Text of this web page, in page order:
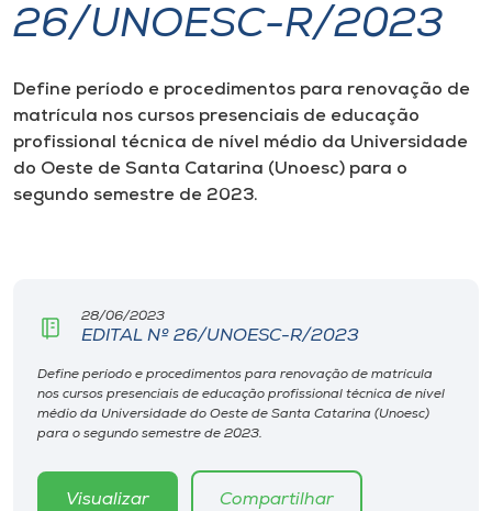
I.nova
Diplomados
Cultura
Editora
Rádio
Museu
26/UNOESC-R/2023
Define período e procedimentos para renovação de
matrícula nos cursos presenciais de educação
profissional técnica de nível médio da Universidade
do Oeste de Santa Catarina (Unoesc) para o
segundo semestre de 2023.
28/06/2023
EDITAL Nº 26/UNOESC-R/2023
Define período e procedimentos para renovação de matrícula
nos cursos presenciais de educação profissional técnica de nível
médio da Universidade do Oeste de Santa Catarina (Unoesc)
para o segundo semestre de 2023.
Visualizar Compartilhar